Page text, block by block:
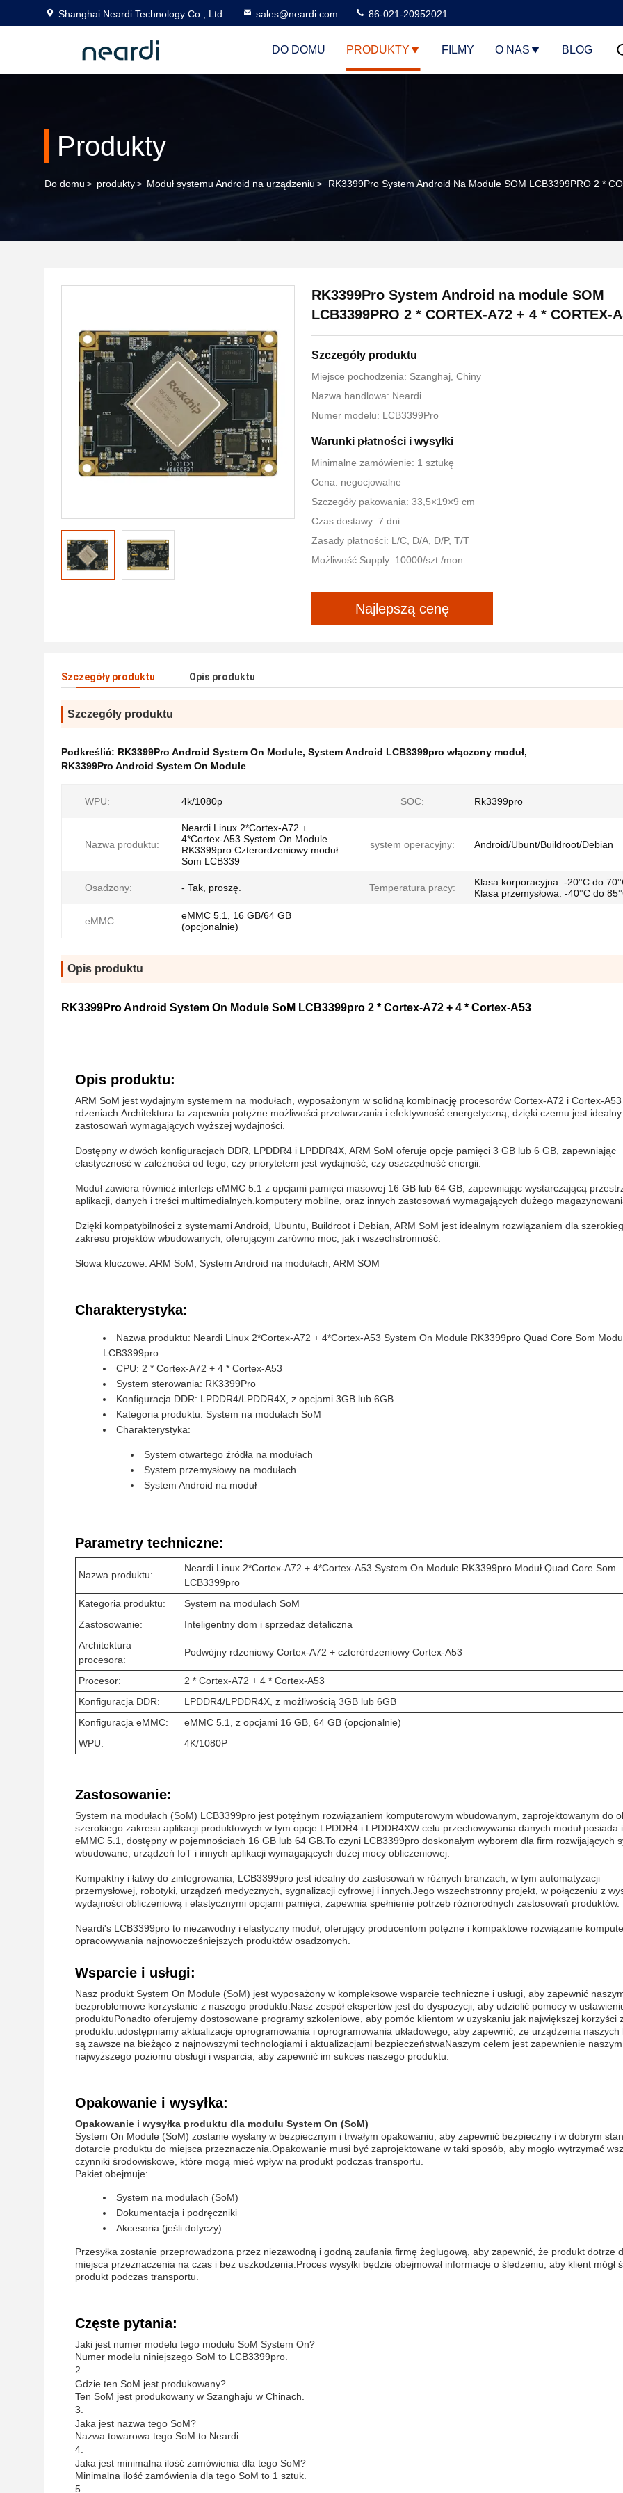
Shanghai Neardi Technology Co., Ltd. sales@neardi.com 86-021-20952021
DO DOMU PRODUKTY FILMY O NAS BLOG
Produkty
Do domu> produkty> Moduł systemu Android na urządzeniu> RK3399Pro System Android Na Module SOM LCB3399PRO 2 *
RK3399Pro System Android na module SOM
LCB3399PRO 2 * CORTEX-A72 + 4 * CORTEX-
Szczegóły produktu
Miejsce pochodzenia: Szanghaj, Chiny
Nazwa handlowa: Neardi
Numer modelu: LCB3399Pro
Warunki płatności i wysyłki
Minimalne zamówienie: 1 sztukę
Cena: negocjowalne
Szczegóły pakowania: 33,5×19×9 cm
Czas dostawy: 7 dni
Zasady płatności: L/C, D/A, D/P, T/T
Możliwość Supply: 10000/szt./mon
Najlepszą cenę
Szczegóły produktu Opis produktu
Szczegóły produktu
Podkreślić: RK3399Pro Android System On Module, System Android LCB3399pro włączony moduł,
RK3399Pro Android System On Module
WPU: 4k/1080p SOC: Rk3399pro
Nazwa produktu:
Neardi Linux 2*Cortex-A72 +
4*Cortex-A53 System On Module
RK3399pro Czterordzeniowy moduł
Som LCB339
system operacyjny: Android/Ubunt/Buildroot/Debian
Osadzony: - Tak, proszę. Temperatura pracy:
Klasa korporacyjna: -20°C do
Klasa przemysłowa: -40°C do
eMMC:
eMMC 5.1, 16 GB/64 GB
(opcjonalnie)
Opis produktu
RK3399Pro Android System On Module SoM LCB3399pro 2 * Cortex-A72 + 4 * Cortex-A53
Opis produktu:
ARM SoM jest wydajnym systemem na modułach, wyposażonym w solidną kombinację procesorów Cortex-A72 i Cortex-
rdzeniach.Architektura ta zapewnia potężne możliwości przetwarzania i efektywność energetyczną, dzięki czemu jest
zastosowań wymagających wyższej wydajności.
Dostępny w dwóch konfiguracjach DDR, LPDDR4 i LPDDR4X, ARM SoM oferuje opcje pamięci 3 GB lub 6 GB, zapewniając
elastyczność w zależności od tego, czy priorytetem jest wydajność, czy oszczędność energii.
Moduł zawiera również interfejs eMMC 5.1 z opcjami pamięci masowej 16 GB lub 64 GB, zapewniając wystarczającą
aplikacji, danych i treści multimedialnych.komputery mobilne, oraz innych zastosowań wymagających dużego
Dzięki kompatybilności z systemami Android, Ubuntu, Buildroot i Debian, ARM SoM jest idealnym rozwiązaniem dla
zakresu projektów wbudowanych, oferującym zarówno moc, jak i wszechstronność.
Słowa kluczowe: ARM SoM, System Android na modułach, ARM SOM
Charakterystyka:
Nazwa produktu: Neardi Linux 2*Cortex-A72 + 4*Cortex-A53 System On Module RK3399pro Quad Core Som
LCB3399pro
CPU: 2 * Cortex-A72 + 4 * Cortex-A53
System sterowania: RK3399Pro
Konfiguracja DDR: LPDDR4/LPDDR4X, z opcjami 3GB lub 6GB
Kategoria produktu: System na modułach SoM
Charakterystyka:
System otwartego źródła na modułach
System przemysłowy na modułach
System Android na moduł
Parametry techniczne:
Nazwa produktu:
Neardi Linux 2*Cortex-A72 + 4*Cortex-A53 System On Module RK3399pro Moduł Quad Core Som
LCB3399pro
Kategoria produktu:
System na modułach SoM
Zastosowanie:
Inteligentny dom i sprzedaż detaliczna
Architektura
procesora:
Podwójny rdzeniowy Cortex-A72 + czterórdzeniowy Cortex-A53
Procesor:
2 * Cortex-A72 + 4 * Cortex-A53
Konfiguracja DDR:
LPDDR4/LPDDR4X, z możliwością 3GB lub 6GB
Konfiguracja eMMC:
eMMC 5.1, z opcjami 16 GB, 64 GB (opcjonalnie)
WPU:
4K/1080P
Zastosowanie:
System na modułach (SoM) LCB3399pro jest potężnym rozwiązaniem komputerowym wbudowanym, zaprojektowanym do
szerokiego zakresu aplikacji produktowych.w tym opcje LPDDR4 i LPDDR4XW celu przechowywania danych moduł posiada
eMMC 5.1, dostępny w pojemnościach 16 GB lub 64 GB.To czyni LCB3399pro doskonałym wyborem dla firm rozwijających
wbudowane, urządzeń IoT i innych aplikacji wymagających dużej mocy obliczeniowej.
Kompaktny i łatwy do zintegrowania, LCB3399pro jest idealny do zastosowań w różnych branżach, w tym automatyzacji
przemysłowej, robotyki, urządzeń medycznych, sygnalizacji cyfrowej i innych.Jego wszechstronny projekt, w połączeniu z
wydajności obliczeniową i elastycznymi opcjami pamięci, zapewnia spełnienie potrzeb różnorodnych zastosowań produktów.
Neardi's LCB3399pro to niezawodny i elastyczny moduł, oferujący producentom potężne i kompaktowe rozwiązanie
opracowywania najnowocześniejszych produktów osadzonych.
Wsparcie i usługi:
Nasz produkt System On Module (SoM) jest wyposażony w kompleksowe wsparcie techniczne i usługi, aby zapewnić
bezproblemowe korzystanie z naszego produktu.Nasz zespół ekspertów jest do dyspozycji, aby udzielić pomocy w
produktuPonadto oferujemy dostosowane programy szkoleniowe, aby pomóc klientom w uzyskaniu jak największej korzyści
produktu.udostępniamy aktualizacje oprogramowania i oprogramowania układowego, aby zapewnić, że urządzenia naszych
są zawsze na bieżąco z najnowszymi technologiami i aktualizacjami bezpieczeństwaNaszym celem jest zapewnienie
najwyższego poziomu obsługi i wsparcia, aby zapewnić im sukces naszego produktu.
Opakowanie i wysyłka:
Opakowanie i wysyłka produktu dla modułu System On (SoM)
System On Module (SoM) zostanie wysłany w bezpiecznym i trwałym opakowaniu, aby zapewnić bezpieczny i w dobrym
dotarcie produktu do miejsca przeznaczenia.Opakowanie musi być zaprojektowane w taki sposób, aby mogło wytrzymać
czynniki środowiskowe, które mogą mieć wpływ na produkt podczas transportu.
Pakiet obejmuje:
System na modułach (SoM)
Dokumentacja i podręczniki
Akcesoria (jeśli dotyczy)
Przesyłka zostanie przeprowadzona przez niezawodną i godną zaufania firmę żeglugową, aby zapewnić, że produkt dotrze
miejsca przeznaczenia na czas i bez uszkodzenia.Proces wysyłki będzie obejmował informacje o śledzeniu, aby klient mógł
produkt podczas transportu.
Częste pytania:
Jaki jest numer modelu tego modułu SoM System On?
Numer modelu niniejszego SoM to LCB3399pro.
2.
Gdzie ten SoM jest produkowany?
Ten SoM jest produkowany w Szanghaju w Chinach.
3.
Jaka jest nazwa tego SoM?
Nazwa towarowa tego SoM to Neardi.
4.
Jaka jest minimalna ilość zamówienia dla tego SoM?
Minimalna ilość zamówienia dla tego SoM to 1 sztuk.
5.